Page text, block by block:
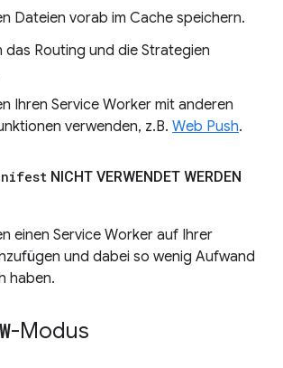
Dateien vorab im Cache speichern.
das Routing und die Strategien
Ihren Service Worker mit anderen
verwenden, z.B. Web Push.
NICHT VERWENDET WERDEN
einen Service Worker auf Ihrer
und dabei so wenig Aufwand
haben.
-Modus